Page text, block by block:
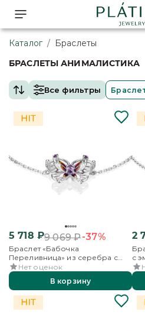
Каталог / Браслеты
БРАСЛЕТЫ АНИМАЛИСТИКА
Все фильтры
5 718 ₽9 069₽-37%
Браслет «Бабочка
Переливница» из серебра с
аметистами и эмалью
Нет оценок
В корзину
2
с